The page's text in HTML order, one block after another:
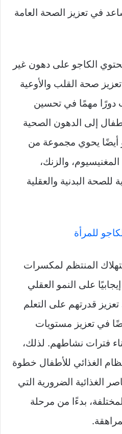
في تعزيز الصحة العامة
يحتوي الكاجو على دهون غير
صحة القلب والأوعية
دورًا مهمًا في تحسين
إلى الدهون الصحية
أيضًا يحوي مجموعة من
والزنك،
للصحة البدنية والعقلية
للمرأة
المنتظم لمكسرات
على النمو العقلي
قدرتهم على التعلم
في تعزيز مستويات
فترات نشاطهم. لذلك،
الغذائي للأطفال خطوة
الغذائية الضرورية التي
بدءًا من مرحلة